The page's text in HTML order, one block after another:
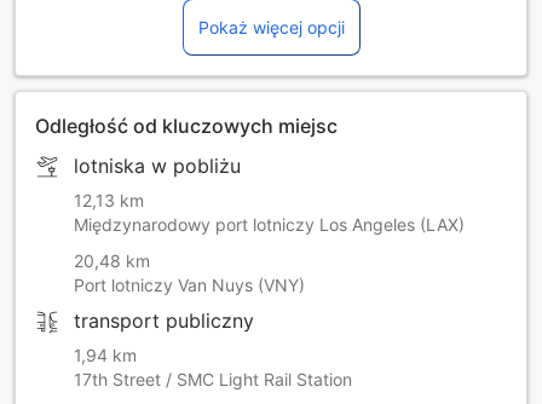
Pokaż więcej opcji
Odległość od kluczowych miejsc
lotniska w pobliżu
12,13 km
Międzynarodowy port lotniczy Los Angeles (LAX)
20,48 km
Port lotniczy Van Nuys (VNY)
transport publiczny
1,94 km
17th Street / SMC Light Rail Station